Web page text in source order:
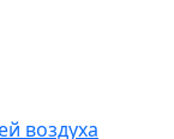
воздуха